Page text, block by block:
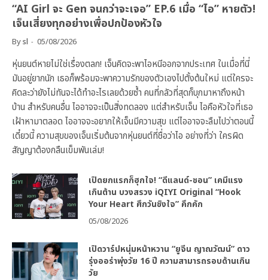
“AI Girl จะ Gen จนกว่าจะเจอ” EP.6 เมื่อ “ไอ” หายตัว!
เจ็นเสี่ยงทุกอย่างเพื่อปกป้องหัวใจ
Bysl 05/08/2026
หุ่นยนต์หายไม่ใช่เรื่องตลก! เจ็นคิดจะพาไอหนีออกจากประเทศ ในเมื่อที่นี่
มันอยู่ยากนัก เธอก็พร้อมจะพาความรักของตัวเองไปตั้งต้นใหม่ แต่ใครจะ
คิดละว่ายังไม่ทันจะได้ทำอะไรเลยด้วยซ้ำ คนที่กลัวที่สุดก็บุกมาหาถึงหน้า
บ้าน สำหรับคนอื่น ไออาจจะเป็นสิ่งทดลอง แต่สำหรับเจ็น ไอคือหัวใจที่เธอ
เฝ้าหามาตลอด ไออาจจะอยากให้เจ็นมีความสุข แต่ไออาจจะลืมไปว่าตอนนี้
เดี๋ยวนี้ ความสุขของเจ็นเริ่มต้นจากหุ่นยนต์ที่ชื่อว่าไอ อย่างที่ว่า ใครผิด
สัญญาต้องกลืนเข็มพันเล่ม!
เปิดยกแรกก็ฮุกใจ! “ดีแลนด์-ชอน” เคมีแรง
เกินต้าน บวงสรวง iQIYI Original “Hook
Your Heart ศึกวันชิงใจ” คึกคัก
05/08/2026
เปิดวาร์ปหนุ่มหน้าหวาน “ยูจีน ญาณวัฒน์” ดาว
รุ่งออร่าพุ่งวัย 16 ปี ความสามารถรอบด้านเกิน
วัย